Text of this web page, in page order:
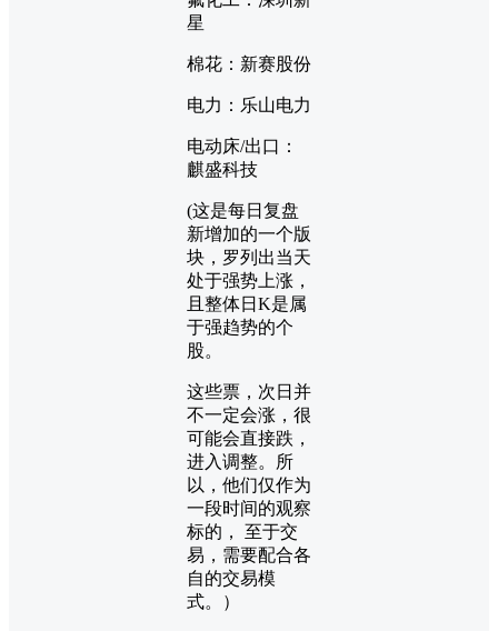
星
棉花：新赛股份
电力：乐山电力
电动床/出口：
麒盛科技
(这是每日复盘
新增加的一个版
块，罗列出当天
处于强势上涨，
且整体日K是属
于强趋势的个
股。
这些票，次日并
不一定会涨，很
可能会直接跌，
进入调整。所
以，他们仅作为
一段时间的观察
标的， 至于交
易，需要配合各
自的交易模
式。）